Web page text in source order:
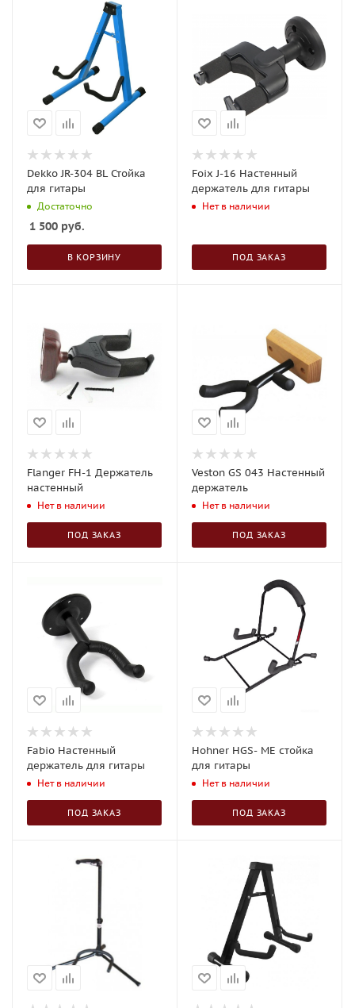
Dekko JR-304 BL Стойка
для гитары
Достаточно
1 500 руб.
В КОРЗИНУ
Foix J-16 Настенный
держатель для гитары
Нет в наличии
ПОД ЗАКАЗ
Flanger FH-1 Держатель
настенный
Нет в наличии
ПОД ЗАКАЗ
Veston GS 043 Настенный
держатель
Нет в наличии
ПОД ЗАКАЗ
Fabio Настенный
держатель для гитары
Нет в наличии
ПОД ЗАКАЗ
Hohner HGS- ME стойка
для гитары
Нет в наличии
ПОД ЗАКАЗ